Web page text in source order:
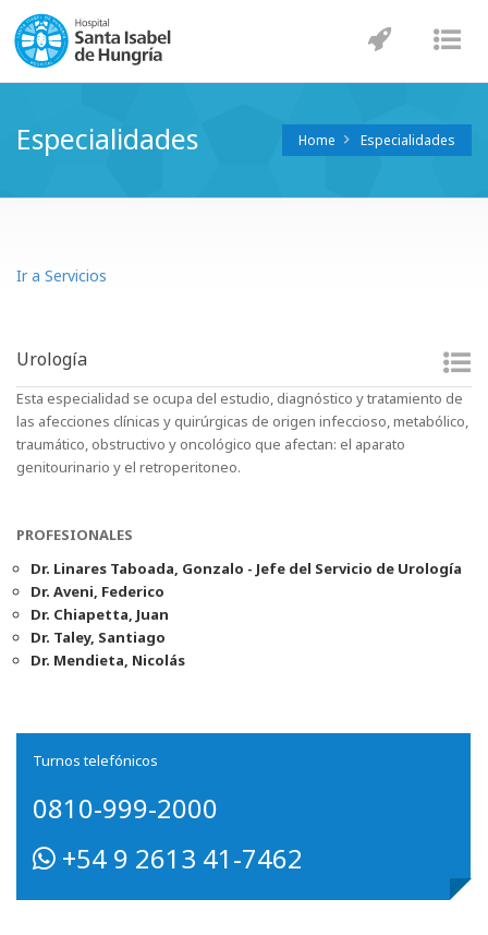
Especialidades Home Especialidades
Ir a Servicios
Urología
Esta especialidad se ocupa del estudio, diagnóstico y tratamiento de
las afecciones clínicas y quirúrgicas de origen infeccioso, metabólico,
traumático, obstructivo y oncológico que afectan: el aparato
genitourinario y el retroperitoneo.
PROFESIONALES
Dr. Linares Taboada, Gonzalo - Jefe del Servicio de Urología
Dr. Aveni, Federico
Dr. Chiapetta, Juan
Dr. Taley, Santiago
Dr. Mendieta, Nicolás
Turnos telefónicos
0810-999-2000
+54 9 2613 41-7462